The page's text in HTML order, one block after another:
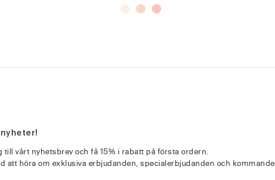
till vårt nyhetsbrev och få 15% i rabatt på första ordern.
att höra om exklusiva erbjudanden, specialerbjudanden och kommande